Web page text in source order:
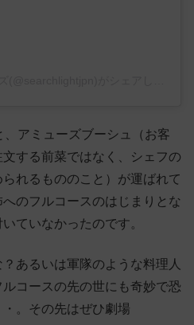
アミューズブーシュ（お客
する前菜ではなく、シェフの
れるもののこと）が運ばれて
のフルコースのはじまりとな
ていなかったのです。
あるいは軍隊のような料理人
コースの先の世にも奇妙で恐
。その先はぜひ劇場